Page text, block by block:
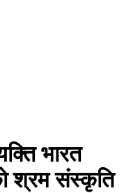
भारत
श्रम संस्कृति